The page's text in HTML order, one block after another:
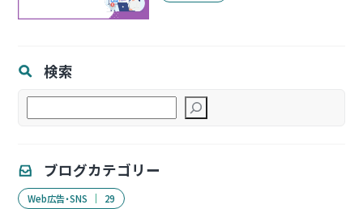
検索
検
索
ブログカテゴリー
Web広告・SNS 29